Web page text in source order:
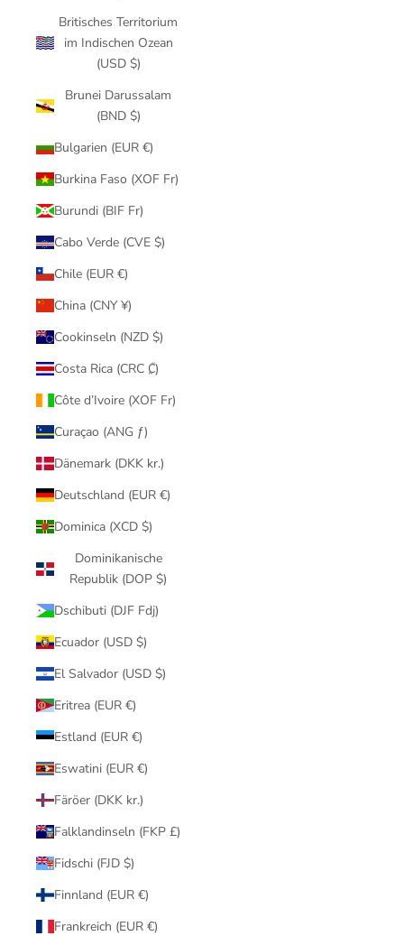
Britisches Territorium
im Indischen Ozean
(USD $)
Brunei Darussalam
(BND $)
Bulgarien (EUR €)
Burkina Faso (XOF Fr)
Burundi (BIF Fr)
Cabo Verde (CVE $)
Chile (EUR €)
China (CNY ¥)
Cookinseln (NZD $)
Costa Rica (CRC ₡)
Côte d’Ivoire (XOF Fr)
Curaçao (ANG ƒ)
Dänemark (DKK kr.)
Deutschland (EUR €)
Dominica (XCD $)
Dominikanische
Republik (DOP $)
Dschibuti (DJF Fdj)
Ecuador (USD $)
El Salvador (USD $)
Eritrea (EUR €)
Estland (EUR €)
Eswatini (EUR €)
Färöer (DKK kr.)
Falklandinseln (FKP £)
Fidschi (FJD $)
Finnland (EUR €)
Frankreich (EUR €)